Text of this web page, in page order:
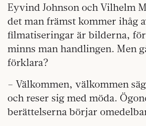
Eyvind Johnson och Vilhelm
det man främst kommer ihåg
filmatiseringar är bilderna,
minns man handlingen. Men
förklara?
– Välkommen, välkommen
och reser sig med möda.
berättelserna börjar